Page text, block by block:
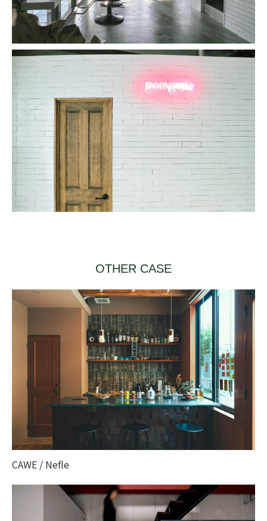
OTHER CASE
CAWE / Nefle